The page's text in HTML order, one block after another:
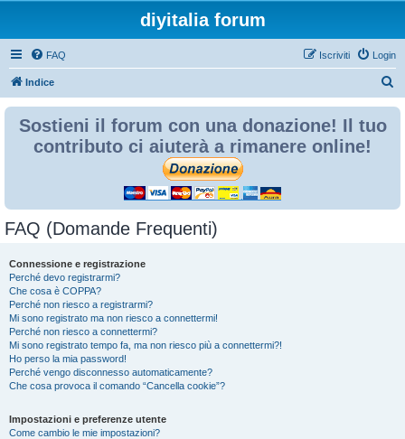
diyitalia forum
FAQ Login
Iscriviti
Indice
Sostieni il forum con una donazione! Il tuo
contributo ci aiuterà a rimanere online!
FAQ (Domande Frequenti)
Connessione e registrazione
Perché devo registrarmi?
Che cosa è COPPA?
Perché non riesco a registrarmi?
Mi sono registrato ma non riesco a connettermi!
Perché non riesco a connettermi?
Mi sono registrato tempo fa, ma non riesco più a connettermi?!
Ho perso la mia password!
Perché vengo disconnesso automaticamente?
Che cosa provoca il comando “Cancella cookie”?
Impostazioni e preferenze utente
Come cambio le mie impostazioni?